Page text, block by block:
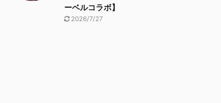
ーベルコラボ】
2026/7/27